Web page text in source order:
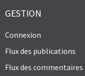
GESTION
Connexion
Flux des publications
Flux des commentaires